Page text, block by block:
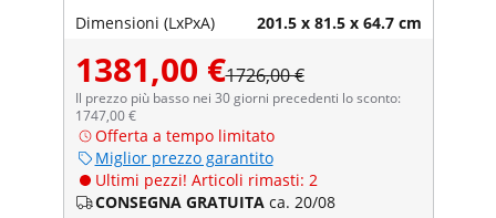
Dimensioni (LxPxA) 201.5 x 81.5 x 64.7 cm
1381,00 €1726,00 €
Il prezzo più basso nei 30 giorni precedenti lo sconto:
1747,00 €
Offerta a tempo limitato
Miglior prezzo garantito
Ultimi pezzi! Articoli rimasti: 2
CONSEGNA GRATUITA ca. 20/08